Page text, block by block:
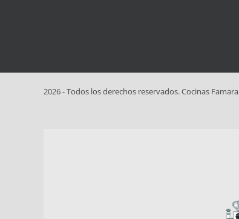
2026 - Todos los derechos reservados. Cocinas Famara